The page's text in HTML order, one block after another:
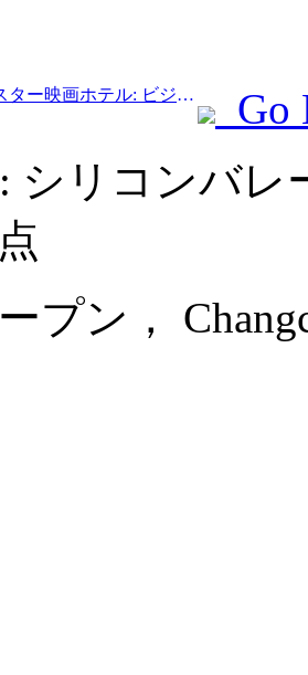
Prev:ブロックバスター映画ホテル: ビジネスと映画の完璧な融合
Go
シリコンバレ
プン，